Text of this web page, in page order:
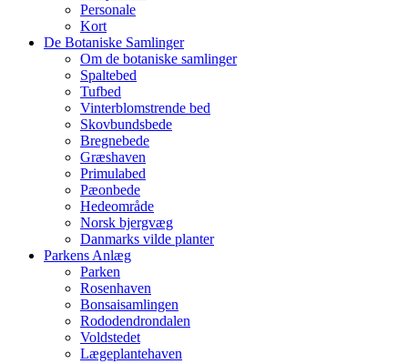
Personale
Kort
De Botaniske Samlinger
Om de botaniske samlinger
Spaltebed
Tufbed
Vinterblomstrende bed
Skovbundsbede
Bregnebede
Græshaven
Primulabed
Pæonbede
Hedeområde
Norsk bjergvæg
Danmarks vilde planter
Parkens Anlæg
Parken
Rosenhaven
Bonsaisamlingen
Rododendrondalen
Voldstedet
Lægeplantehaven